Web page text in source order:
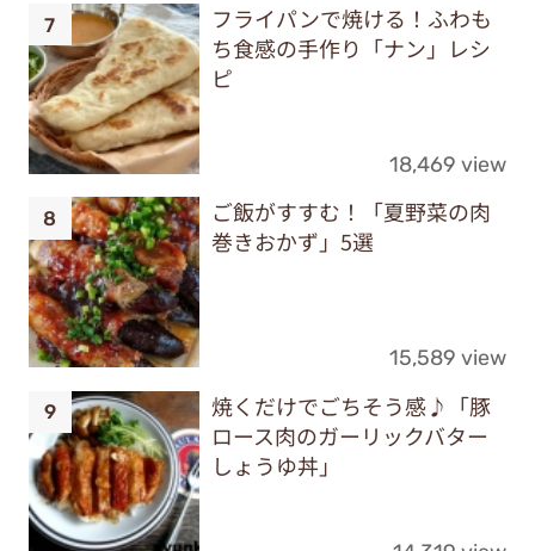
フライパンで焼ける！ふわも
ち食感の手作り「ナン」レシ
ピ
18,469 view
ご飯がすすむ！「夏野菜の肉
巻きおかず」5選
15,589 view
焼くだけでごちそう感♪「豚
ロース肉のガーリックバター
しょうゆ丼」